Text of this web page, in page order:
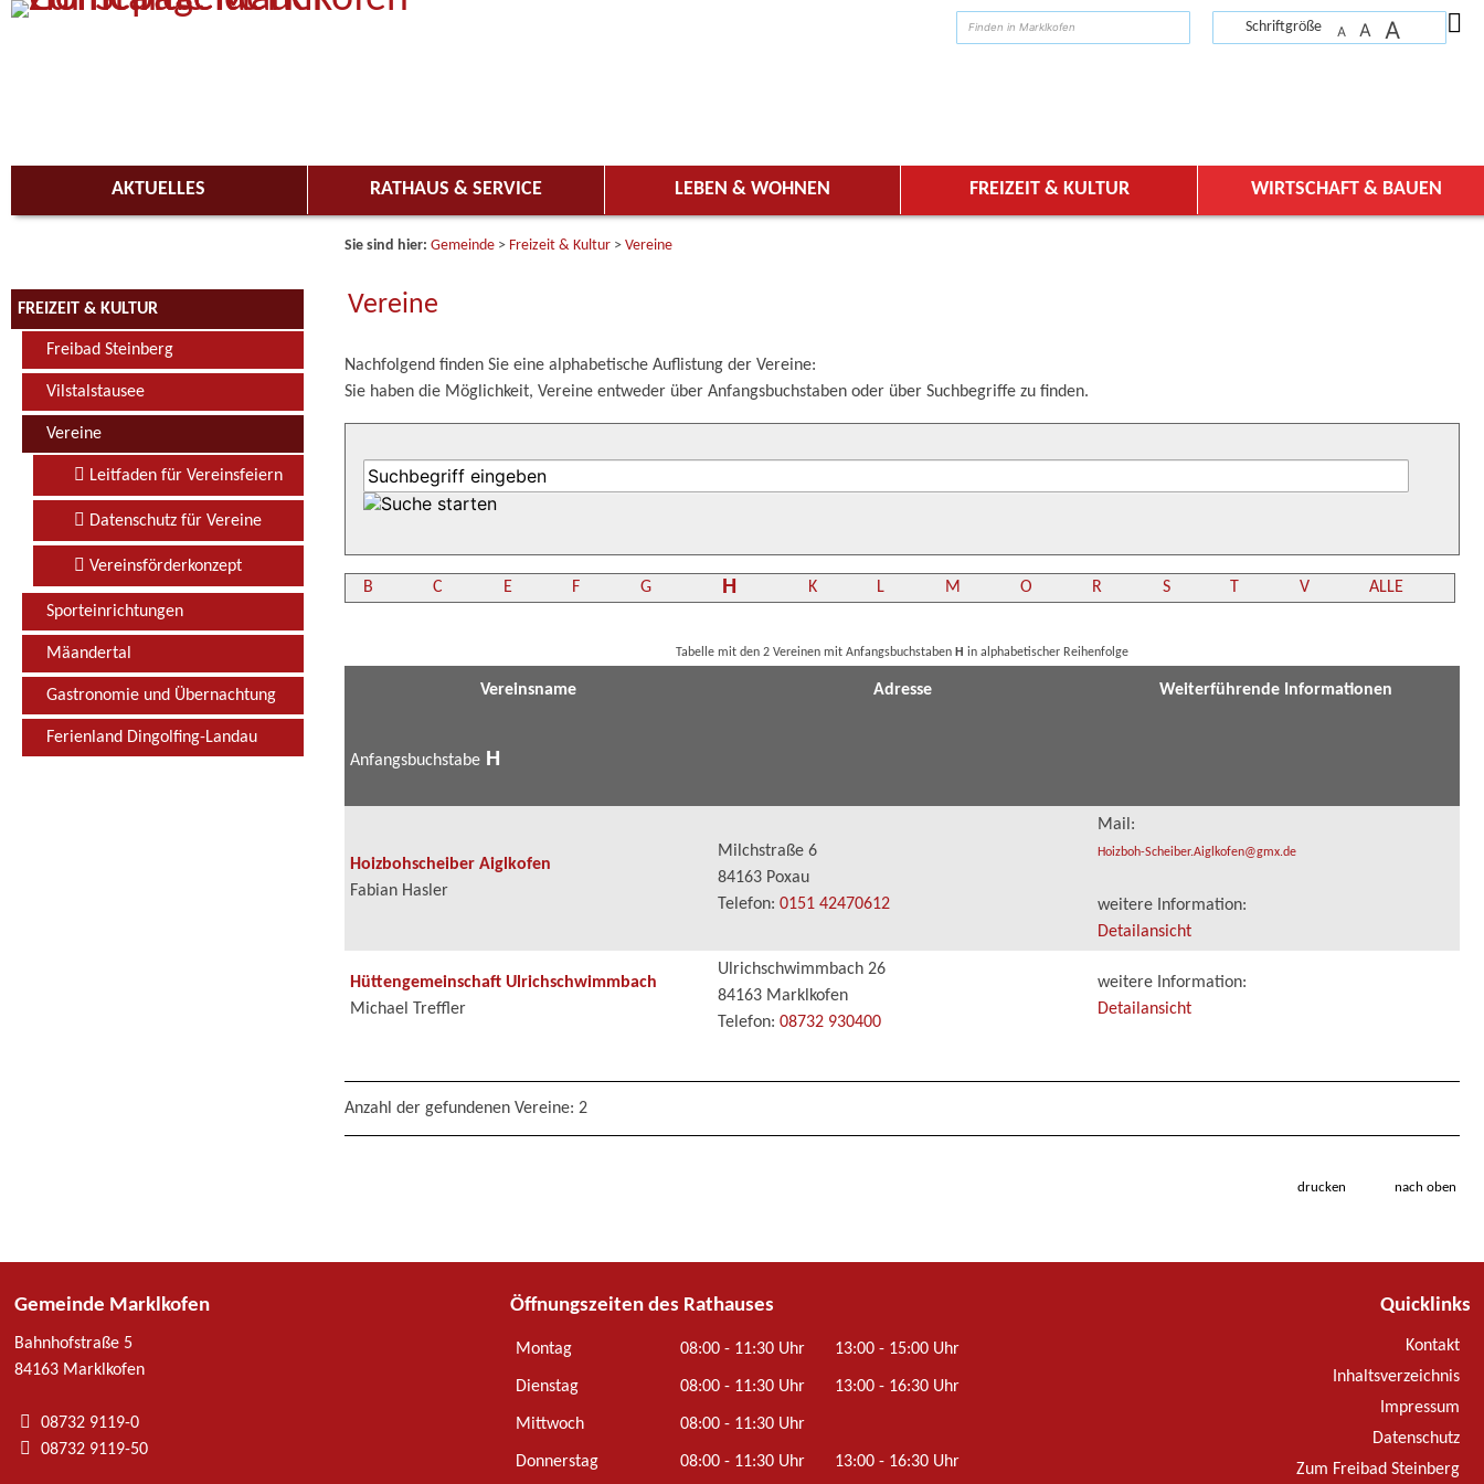
Zum Inhalt, zur Navigationoderzur Startseitespringen.
Schriftgröße A A A
AKTUELLES RATHAUS & SERVICE LEBEN & WOHNEN FREIZEIT & KULTUR WIRTSCHAFT & BAUEN
FREIZEIT & KULTUR
Freibad Steinberg
Vilstalstausee
Vereine
Leitfaden für Vereinsfeiern
Datenschutz für Vereine
Vereinsförderkonzept
Sporteinrichtungen
Mäandertal
Gastronomie und Übernachtung
Ferienland Dingolfing-Landau
Sie sind hier: Gemeinde > Freizeit & Kultur > Vereine
Vereine
Nachfolgend finden Sie eine alphabetische Auflistung der Vereine:
Sie haben die Möglichkeit, Vereine entweder über Anfangsbuchstaben oder über Suchbegriffe zu finden.
B C E F G H K L M O R S T V ALLE
Tabelle mit den 2 Vereinen mit Anfangsbuchstaben H in alphabetischer Reihenfolge
Vereinsname Adresse Weiterführende Informationen
Anfangsbuchstabe H
Hoizbohscheiber Aiglkofen
Fabian Hasler
Milchstraße 6
84163 Poxau
Telefon: 0151 42470612
Mail:
Hoizboh-Scheiber.Aiglkofen@gmx.de
weitere Information:
Detailansicht
Hüttengemeinschaft Ulrichschwimmbach
Michael Treffler
Ulrichschwimmbach 26
84163 Marklkofen
Telefon: 08732 930400
weitere Information:
Detailansicht
Anzahl der gefundenen Vereine: 2
drucken nach oben
Gemeinde Marklkofen
Bahnhofstraße 5
84163 Marklkofen
08732 9119-0
08732 9119-50
Öffnungszeiten des Rathauses
Montag 08:00 - 11:30 Uhr 13:00 - 15:00 Uhr
Dienstag 08:00 - 11:30 Uhr 13:00 - 16:30 Uhr
Mittwoch 08:00 - 11:30 Uhr
Donnerstag 08:00 - 11:30 Uhr 13:00 - 16:30 Uhr
Quicklinks
Kontakt
Inhaltsverzeichnis
Impressum
Datenschutz
Zum Freibad Steinberg